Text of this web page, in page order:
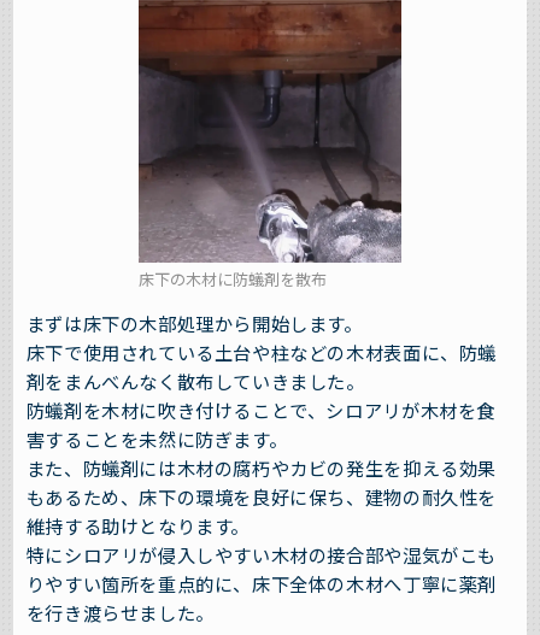
床下の木材に防蟻剤を散布
まずは床下の木部処理から開始します。
床下で使用されている土台や柱などの木材表面に、防蟻
剤をまんべんなく散布していきました。
防蟻剤を木材に吹き付けることで、シロアリが木材を食
害することを未然に防ぎます。
また、防蟻剤には木材の腐朽やカビの発生を抑える効果
もあるため、床下の環境を良好に保ち、建物の耐久性を
維持する助けとなります。
特にシロアリが侵入しやすい木材の接合部や湿気がこも
りやすい箇所を重点的に、床下全体の木材へ丁寧に薬剤
を行き渡らせました。